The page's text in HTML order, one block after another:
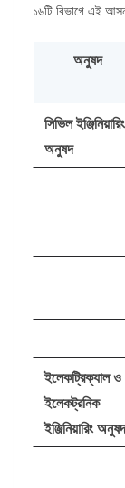
১৬টি বিভাগে এই
অনুষদ
সিভিল ইঞ্জিনিয়ারিং
অনুষদ
ইলেকট্রিক্যাল ও
ইলেকট্রনিক
ইঞ্জিনিয়ারিং অনুষদ